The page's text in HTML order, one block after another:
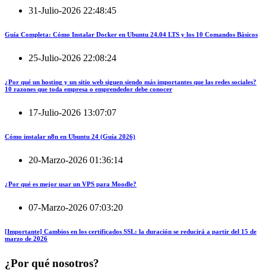
31-Julio-2026 22:48:45
Guía Completa: Cómo Instalar Docker en Ubuntu 24.04 LTS y los 10 Comandos Básicos
25-Julio-2026 22:08:24
¿Por qué un hosting y un sitio web siguen siendo más importantes que las redes sociales?
10 razones que toda empresa o emprendedor debe conocer
17-Julio-2026 13:07:07
Cómo instalar n8n en Ubuntu 24 (Guía 2026)
20-Marzo-2026 01:36:14
¿Por qué es mejor usar un VPS para Moodle?
07-Marzo-2026 07:03:20
[Importante] Cambios en los certificados SSL: la duración se reducirá a partir del 15 de
marzo de 2026
¿Por qué nosotros?